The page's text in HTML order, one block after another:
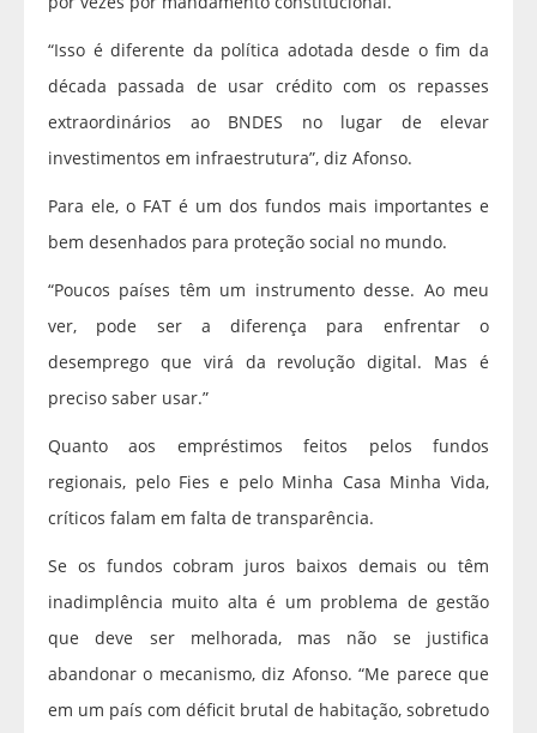
“Isso é diferente da política adotada desde o fim da
década passada de usar crédito com os repasses
extraordinários ao BNDES no lugar de elevar
investimentos em infraestrutura”, diz Afonso.
Para ele, o FAT é um dos fundos mais importantes e
bem desenhados para proteção social no mundo.
“Poucos países têm um instrumento desse. Ao meu
ver, pode ser a diferença para enfrentar o
desemprego que virá da revolução digital. Mas é
preciso saber usar.”
Quanto aos empréstimos feitos pelos fundos
regionais, pelo Fies e pelo Minha Casa Minha Vida,
críticos falam em falta de transparência.
Se os fundos cobram juros baixos demais ou têm
inadimplência muito alta é um problema de gestão
que deve ser melhorada, mas não se justifica
abandonar o mecanismo, diz Afonso. “Me parece que
em um país com déficit brutal de habitação, sobretudo